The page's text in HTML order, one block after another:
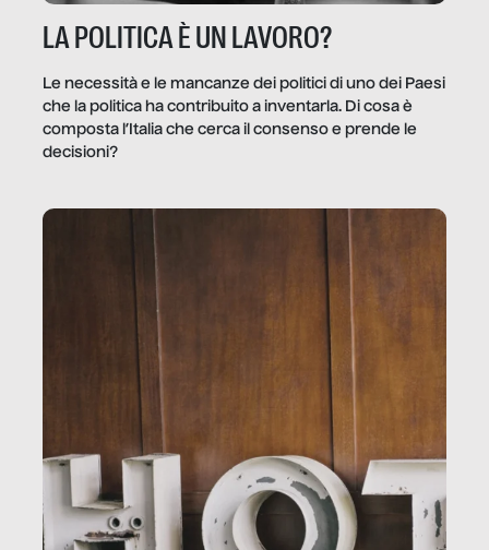
LA POLITICA È UN LAVORO?
Le necessità e le mancanze dei politici di uno dei Paesi
che la politica ha contribuito a inventarla. Di cosa è
composta l’Italia che cerca il consenso e prende le
decisioni?